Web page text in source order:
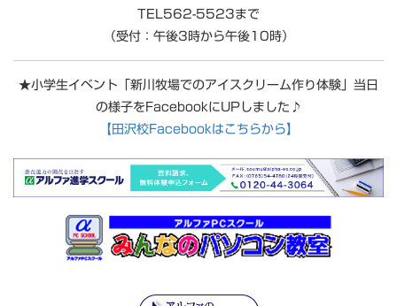
TEL562-5523まで
（受付：午後3時から午後10時）
★小学生イベント「新川牧場でのアイスクリーム作り体験」当日
の様子をFacebookにUPしました♪
【田沢校Facebookはこちらから】